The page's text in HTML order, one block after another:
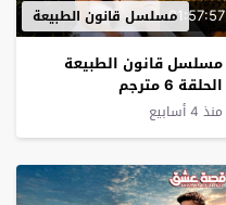
01:57:57مسلسل قانون الطبيعة
مسلسل قانون الطبيعة
الحلقة 6 مترجم
منذ 4 أسابيع